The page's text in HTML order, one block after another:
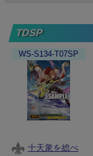
TDSP
WS-S134-T07SP
十天衆を総べ